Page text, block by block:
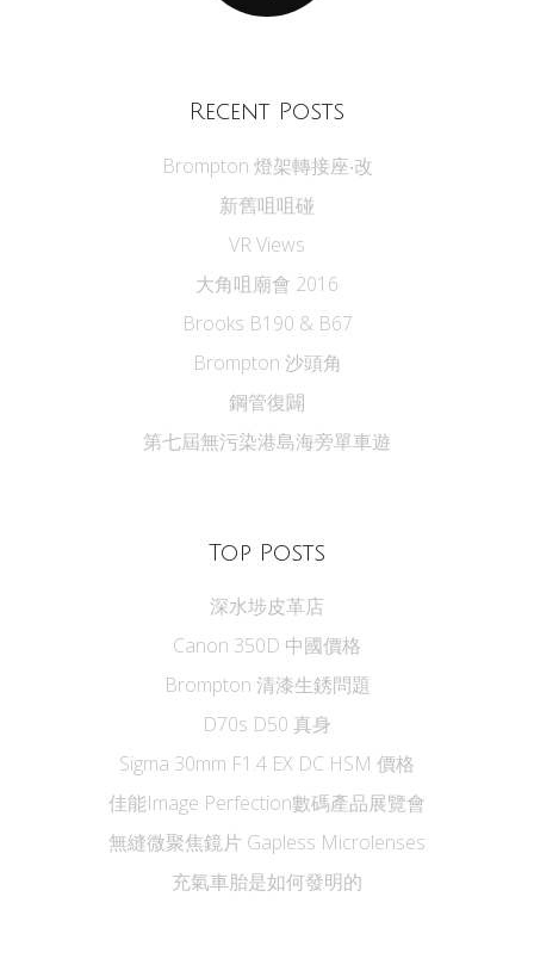
Recent Posts
Brompton 燈架轉接座‧改
新舊咀咀碰
VR Views
大角咀廟會 2016
Brooks B190 & B67
Brompton 沙頭角
鋼管復闢
第七屆無污染港島海旁單車遊
Top Posts
深水埗皮革店
Canon 350D 中國價格
Brompton 清漆生銹問題
D70s D50 真身
Sigma 30mm F1.4 EX DC HSM 價格
佳能Image Perfection數碼產品展覽會
無縫微聚焦鏡片 Gapless Microlenses
充氣車胎是如何發明的